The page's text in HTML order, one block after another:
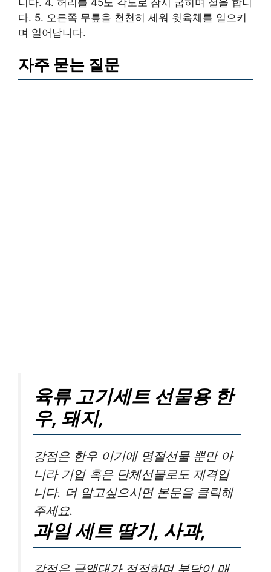
다. 5. 오른쪽 무릎을 천천히 세워 윗육체를 일으키
며 일어납니다.
자주 묻는 질문
육류 고기세트 선물용 한
우, 돼지,
강점은 한우 이기에 명절선물 뿐만 아
니라 기업 혹은 단체선물로도 제격입
니다. 더 알고싶으시면 본문을 클릭해
주세요.
과일 세트 딸기, 사과,
강점은 금액대가 적정하며 부담이 매